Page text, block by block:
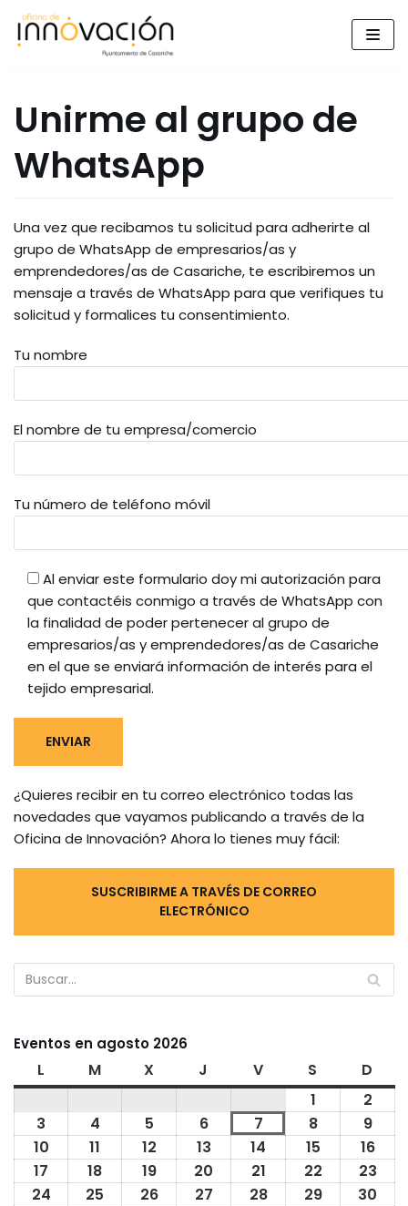
Saltar
al
Unirme al grupo de
WhatsApp
Una vez que recibamos tu solicitud para adherirte al
grupo de WhatsApp de empresarios/as y
emprendedores/as de Casariche, te escribiremos un
mensaje a través de WhatsApp para que verifiques tu
solicitud y formalices tu consentimiento.
Tu nombre
El nombre de tu empresa/comercio
Tu número de teléfono móvil
Al enviar este formulario doy mi autorización para
que contactéis conmigo a través de WhatsApp con
la finalidad de poder pertenecer al grupo de
empresarios/as y emprendedores/as de Casariche
en el que se enviará información de interés para el
tejido empresarial.
¿Quieres recibir en tu correo electrónico todas las
novedades que vayamos publicando a través de la
Oficina de Innovación? Ahora lo tienes muy fácil:
SUSCRIBIRME A TRAVÉS DE CORREO
ELECTRÓNICO
Eventos en agosto 2026
L M X J V S
D
1
2
3
4 5 6 7 8
9
10
11 12 13 14 15
16
17
18 19 20 21 22
23
24
25 26 27 28 29
30